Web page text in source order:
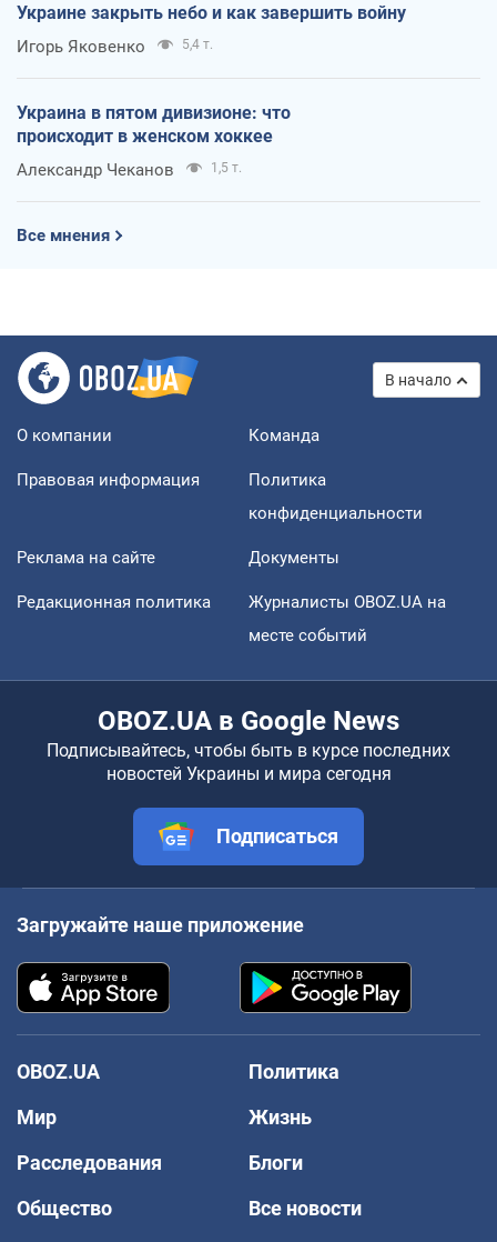
Украине закрыть небо и как завершить войну
Игорь Яковенко 5,4 т.
Украина в пятом дивизионе: что
происходит в женском хоккее
Александр Чеканов 1,5 т.
Все мнения
В начало
О компании Команда
Правовая информация
Политика
конфиденциальности
Реклама на сайте Документы
Редакционная политика
Журналисты OBOZ.UA на
месте событий
OBOZ.UA в Google News
Подписывайтесь, чтобы быть в курсе последних
новостей Украины и мира сегодня
Подписаться
Загружайте наше приложение
OBOZ.UA
Политика
Мир
Жизнь
Расследования
Блоги
Общество
Все новости